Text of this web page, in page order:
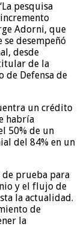
pesquisa
Adorni, que
desempeñó
desde
de la
Defensa de
un crédito
habría
50% de un
del 84% en un
prueba para
y el flujo de
la actualidad.
de
la